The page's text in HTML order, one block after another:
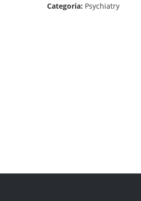
Categoria: Psychiatry